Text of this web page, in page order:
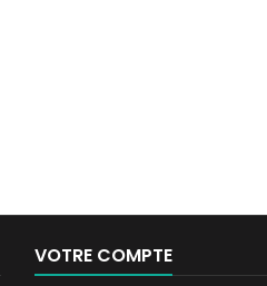
VOTRE COMPTE